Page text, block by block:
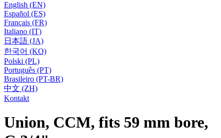
English (EN)
Español (ES)
Français (FR)
Italiano (IT)
日本語 (JA)
한국어 (KO)
Polski (PL)
Português (PT)
Brasileiro (PT-BR)
中文 (ZH)
Kontakt
Union, CCM, fits 59 mm bore,